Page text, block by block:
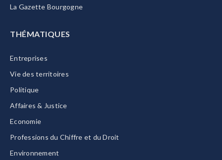
La Gazette Bourgogne
THÉMATIQUES
Entreprises
Vie des territoires
Politique
Affaires & Justice
Economie
Professions du Chiffre et du Droit
Environnement